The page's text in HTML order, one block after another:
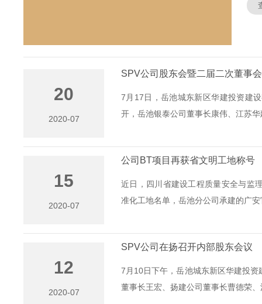
20
2020-07
SPV公司股东会暨二届二次董事
7月17日，岳池城东新区华建投资建
开，岳池银泰公司董事长康伟、江苏
15
2020-07
公司BT项目再获省文明工地称号
近日，四川省建设工程质量安全与监
准化工地名单，岳池分公司承建的广
12
2020-07
SPV公司在扬召开内部股东会议
7月10日下午，岳池城东新区华建投
董事长王宏、扬建公司董事长曹德荣